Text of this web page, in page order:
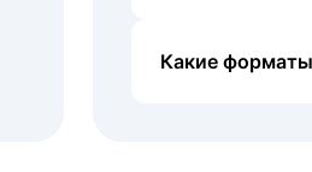
Какие